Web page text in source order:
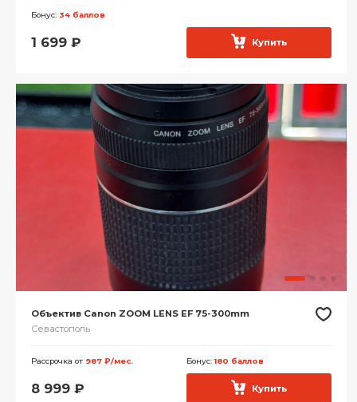
Бонус: 34 баллов
1 699 ₽ Купить
Объектив Canon ZOOM LENS EF 75-300mm
Севастополь
Рассрочка от 987 ₽/мес. Бонус:180 баллов
8 999 ₽ Купить